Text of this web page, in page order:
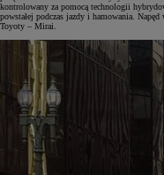
kontrolowany za pomocą technologii
powstałej podczas jazdy i hamowania.
Toyoty – Mirai.